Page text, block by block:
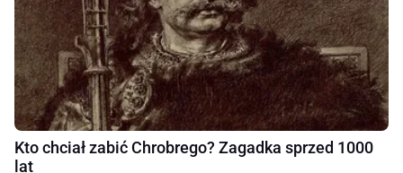
Kto chciał zabić Chrobrego? Zagadka sprzed 1000
lat